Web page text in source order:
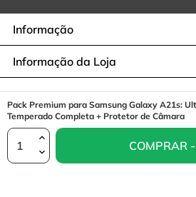
Pack Premium para Samsung Galaxy A21s:
Temperado Completa + Protetor de Câmara
COMPRAR
Informação
Informação da Loja
Retratar-se do
© 2026— La Casa de las Carcasas